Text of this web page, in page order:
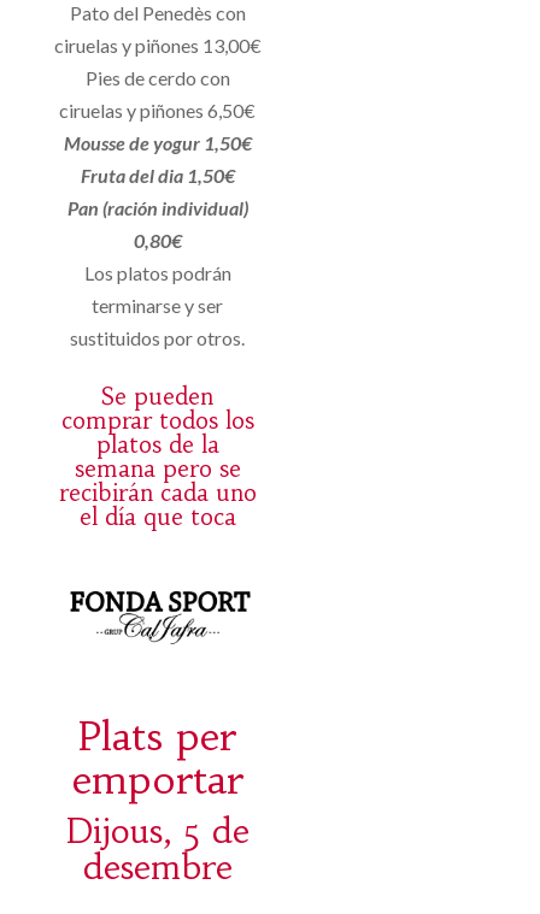
Pato del Penedès con
ciruelas y piñones 13,00€
Pies de cerdo con
ciruelas y piñones 6,50€
Mousse de yogur 1,50€
Fruta del dia 1,50€
Pan (ración individual)
0,80€
Los platos podrán
terminarse y ser
sustituidos por otros.
Se pueden
comprar todos los
platos de la
semana pero se
recibirán cada uno
el día que toca
Plats per
emportar
Dijous, 5 de
desembre